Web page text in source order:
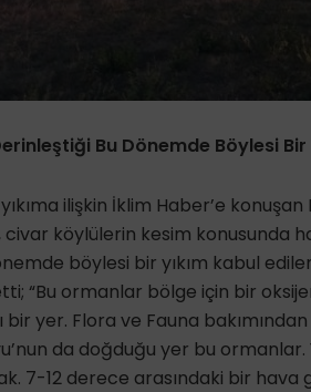
Bu Dönemde Böylesi Bir
ilişkin İklim Haber’e
köylülerin kesim konusunda
böylesi bir yıkım kabul
“Bu ormanlar bölge için bir
bir yer. Flora ve Fauna
da doğduğu yer bu
7-12 derece arasındaki bir